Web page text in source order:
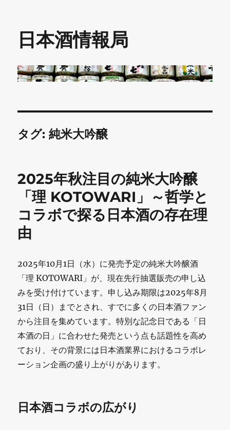
日本酒情報局
タグ:純米大吟醸
2025年秋注目の純米大吟醸
「理 KOTOWARI」～哲学と
コラボで探る日本酒の存在理
由
2025年10月1日（水）に発売予定の純米大吟醸酒
「理 KOTOWARI」が、現在先行抽選販売の申し込
みを受け付けています。申し込み期限は2025年8月
31日（日）までとされ、すでに多くの日本酒ファン
から注目を集めています。特別な記念日である「日
本酒の日」に合わせた発売という点も話題性を高め
ており、その背景には日本酒業界におけるコラボレ
ーション企画の盛り上がりがあります。
日本酒コラボの広がり